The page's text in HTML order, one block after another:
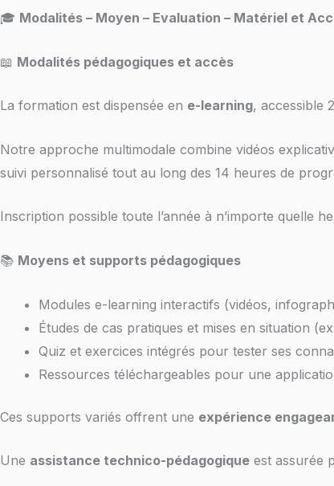
🎓 Modalités – Moyen – Evaluation – Matériel et
📖 Modalités pédagogiques et accès
La formation est dispensée en e-learning, accessible
Notre approche multimodale combine vidéos
suivi personnalisé tout au long des 14 heures de
Inscription possible toute l’année à n’importe quelle
📚 Moyens et supports pédagogiques
Modules e-learning interactifs (vidéos,
Études de cas pratiques et mises en situation
Quiz et exercices intégrés pour tester ses
Ressources téléchargeables pour une
Ces supports variés offrent une expérience
Une assistance technico-pédagogique est assurée